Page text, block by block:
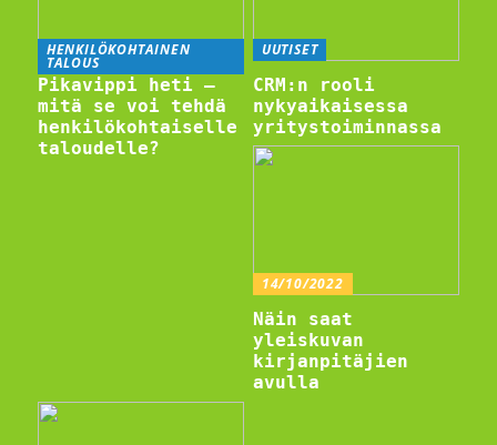
HENKILÖKOHTAINEN
TALOUS
Pikavippi heti –
mitä se voi tehdä
henkilökohtaiselle
taloudelle?
UUTISET
CRM:n rooli
nykyaikaisessa
yritystoiminnassa
14/10/2022
Näin saat
yleiskuvan
kirjanpitäjien
avulla